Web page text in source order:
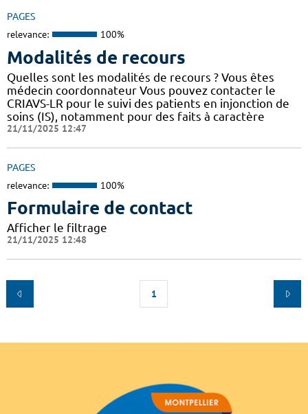
PAGES
relevance: 100%
Modalités de recours
Quelles sont les modalités de recours ? Vous êtes
médecin coordonnateur Vous pouvez contacter le
CRIAVS-LR pour le suivi des patients en injonction de
soins (IS), notamment pour des faits à caractère
21/11/2025 12:47
PAGES
relevance: 100%
Formulaire de contact
Afficher le filtrage
21/11/2025 12:48
1